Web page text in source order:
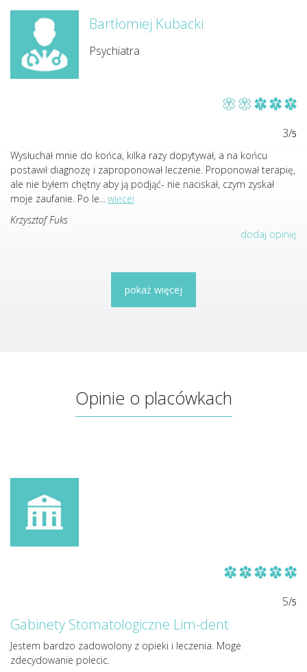
Bartłomiej Kubacki
Psychiatra
3/5
Wysłuchał mnie do końca, kilka razy dopytywał, a na końcu
postawił diagnozę i zaproponował leczenie. Proponował terapię,
ale nie byłem chętny aby ją podjąć- nie naciskał, czym zyskał
moje zaufanie. Po le...więcej
Krzysztof Fuks
dodaj opinię
pokaż więcej
Opinie o placówkach
5/5
Gabinety Stomatologiczne Lim-dent
Jestem bardzo zadowolony z opieki i leczenia. Moge
zdecydowanie polecic.